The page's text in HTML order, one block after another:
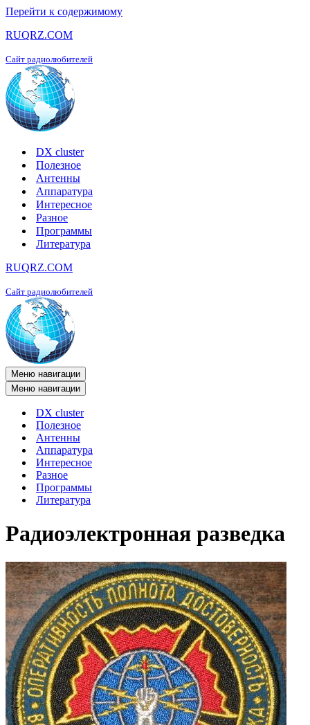
Перейти к содержимому
RUQRZ.COM
Сайт радиолюбителей
DX cluster
Полезное
Антенны
Аппаратура
Интересное
Разное
Программы
Литература
RUQRZ.COM
Сайт радиолюбителей
Меню навигации
Меню навигации
DX cluster
Полезное
Антенны
Аппаратура
Интересное
Разное
Программы
Литература
Радиоэлектронная разведка